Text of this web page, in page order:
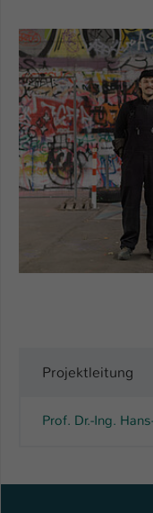
Projektleitung
Prof. Dr.-Ing.
Zweck
Name
Anbieter
1